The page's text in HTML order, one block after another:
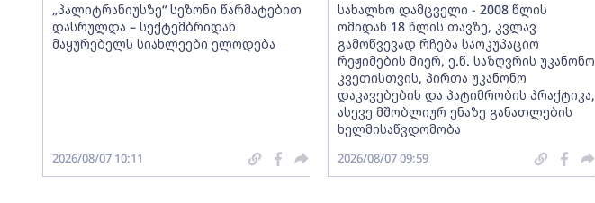
„პალიტრანიუსზე“ სეზონი წარმატებით
დასრულდა – სექტემბრიდან
მაყურებელს სიახლეები ელოდება
2026/08/07 10:11
სახალხო დამცველი - 2008 წლის
ომიდან 18 წლის თავზე, კვლავ
გამოწვევად რჩება საოკუპაციო
რეჟიმების მიერ, ე.წ. საზღვრის უკანონო
კვეთისთვის, პირთა უკანონო
დაკავებების და პატიმრობის პრაქტიკა,
ასევე მშობლიურ ენაზე განათლების
ხელმისაწვდომობა
2026/08/07 09:59